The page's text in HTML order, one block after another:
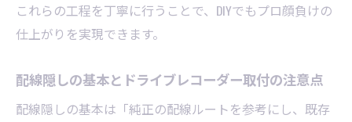
げる方法
配線隠しに役立つドライブレコーダー取付
内装美観を保つドライブレコーダー取付配
線ポイント
これらの工程を丁寧に行うことで、DIYでもプロ顔負けの
仕上がりを実現できます。
配線隠しの基本とドライブレコーダー取付の注意点
配線隠しの基本は「純正の配線ルートを参考にし、既存